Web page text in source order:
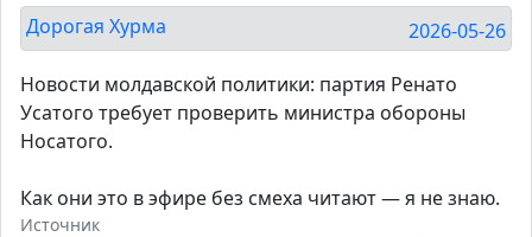
Дорогая Хурма 2026-05-26
Новости молдавской политики: партия Ренато
Усатого требует проверить министра обороны
Носатого.
Как они это в эфире без смеха читают — я не знаю.
Источник